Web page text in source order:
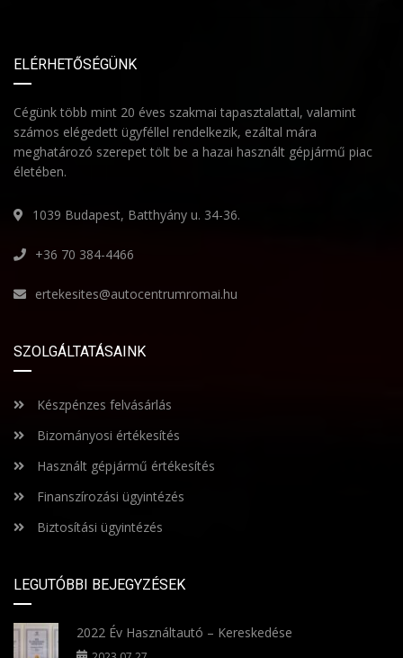
ELÉRHETŐSÉGÜNK
Cégünk több mint 20 éves szakmai tapasztalattal, valamint
számos elégedett ügyféllel rendelkezik, ezáltal mára
meghatározó szerepet tölt be a hazai használt gépjármű piac
életében.
1039 Budapest, Batthyány u. 34-36.
+36 70 384-4466
ertekesites@autocentrumromai.hu
SZOLGÁLTATÁSAINK
Készpénzes felvásárlás
Bizományosi értékesítés
Használt gépjármű értékesítés
Finanszírozási ügyintézés
Biztosítási ügyintézés
LEGUTÓBBI BEJEGYZÉSEK
2022 Év Használtautó – Kereskedése